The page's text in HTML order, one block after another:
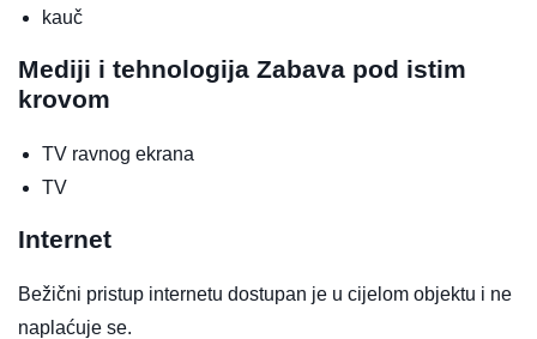
kauč
Mediji i tehnologija Zabava pod istim
krovom
TV ravnog ekrana
TV
Internet
Bežični pristup internetu dostupan je u cijelom objektu i ne
naplaćuje se.